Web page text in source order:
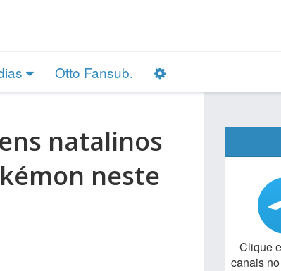
Otto Fansub.
natalinos
neste
Clique
canais no